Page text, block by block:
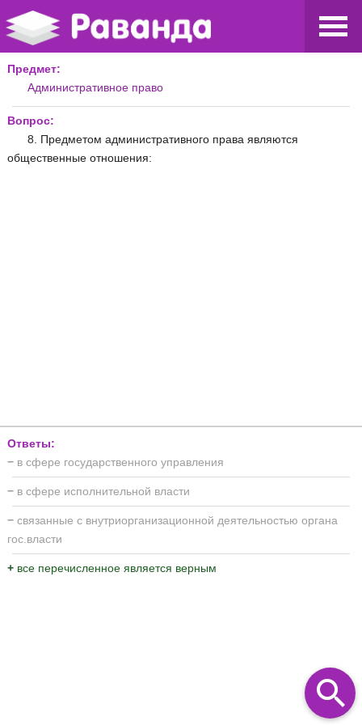
Предмет:
Административное право
Вопрос:
8. Предметом административного права являются
общественные отношения:
Ответы:
− в сфере государственного управления
− в сфере исполнительной власти
− связанные с внутриорганизационной деятельностью органа
гос.власти
+ все перечисленное является верным